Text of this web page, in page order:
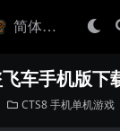
车手机版下
CTS8手机单机游戏